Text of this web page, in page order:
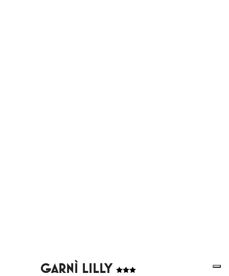
GARNÌ LILLY